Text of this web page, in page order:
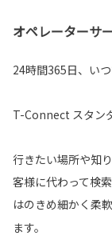
オペレーターサ
24時間365日、い
T-Connect スタン
行きたい場所や知
客様に代わって検
はのきめ細かく柔
ます。